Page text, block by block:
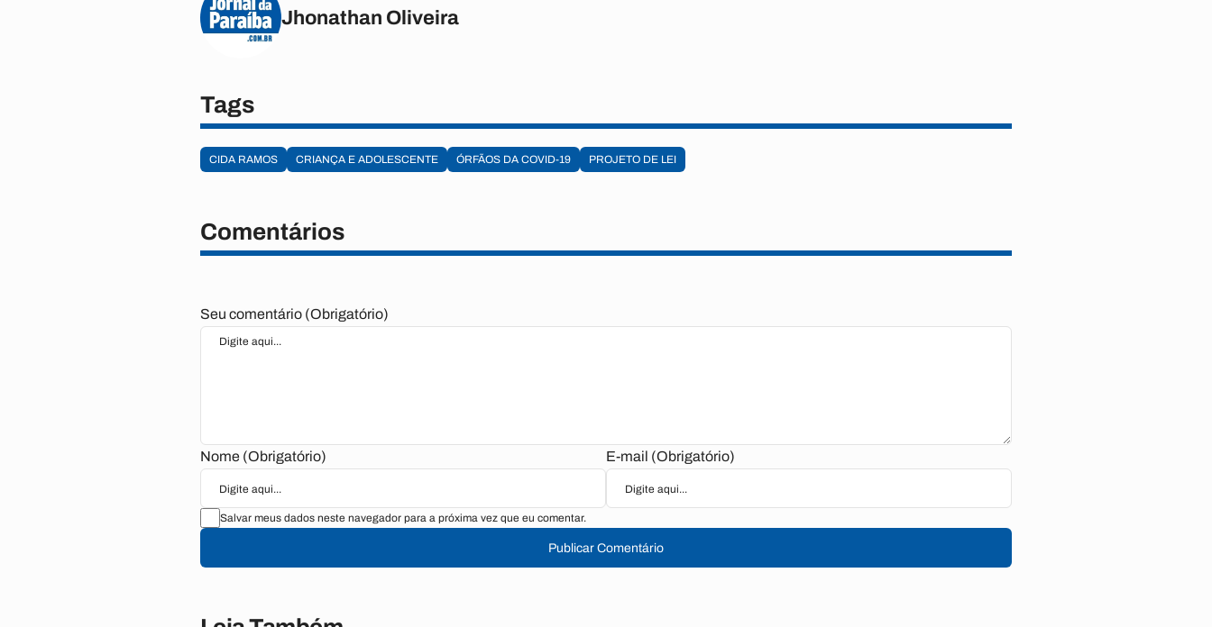
Jhonathan Oliveira
Tags
CIDA RAMOS CRIANÇA E ADOLESCENTE ÓRFÃOS DA COVID-19 PROJETO DE LEI
Comentários
Seu comentário (Obrigatório)
Nome (Obrigatório) E-mail (Obrigatório)
Salvar meus dados neste navegador para a próxima vez que eu comentar.
Publicar Comentário